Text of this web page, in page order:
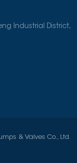
Industrial District,
& Valves Co., Ltd.